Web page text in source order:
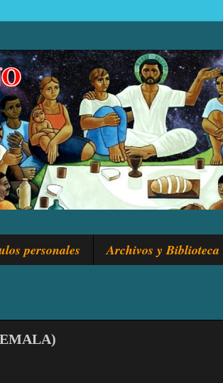
personales Archivos y Biblioteca